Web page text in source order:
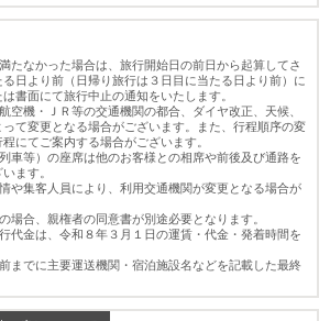
たなかった場合は、旅行開始日の前日から起算してさ
日より前（日帰り旅行は３日目に当たる日より前）に
書面にて旅行中止の通知をいたします。
空機・ＪＲ等の交通機関の都合、ダイヤ改正、天候、
て変更となる場合がございます。また、行程順序の変
にてご案内する場合がございます。
車等）の座席は他のお客様との相席や前後及び通路を
ます。
や集客人員により、利用交通機関が変更となる場合が
場合、親権者の同意書が別途必要となります。
代金は、令和８年３月１日の運賃・代金・発着時間を
までに主要運送機関・宿泊施設名などを記載した最終